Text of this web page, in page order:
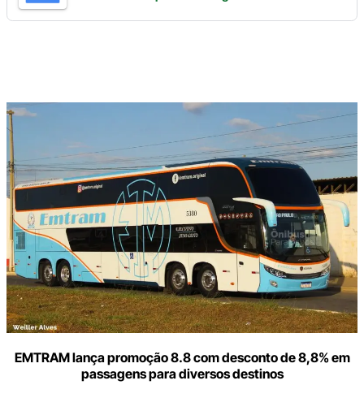
EMTRAM lança promoção 8.8 com desconto de 8,8% em
passagens para diversos destinos
Digite
aqui
o
seu
e-
mail